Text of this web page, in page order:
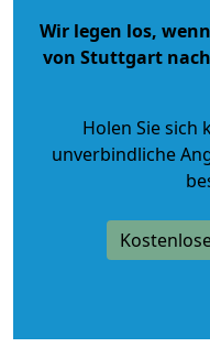
Wir legen los,
von Stuttgart
Holen Sie sich
unverbindliche